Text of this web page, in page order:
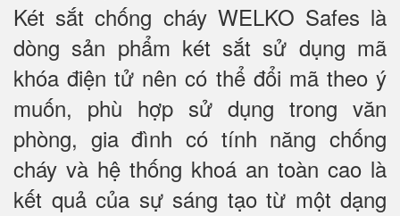
Két sắt chống cháy WELKO Safes là
dòng sản phẩm két sắt sử dụng mã
khóa điện tử nên có thể đổi mã theo ý
muốn, phù hợp sử dụng trong văn
phòng, gia đình có tính năng chống
cháy và hệ thống khoá an toàn cao là
kết quả của sự sáng tạo từ một dạng